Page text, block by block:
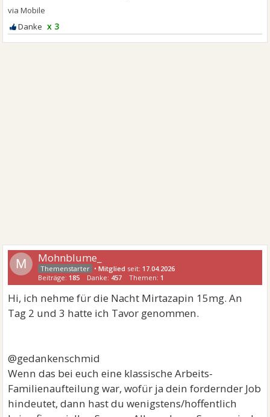
x 3
M Mohnblume_
•Mitglied seit: 17.04.2026
Beiträge: 185 Danke: 457 Themen: 1
Hi, ich nehme für die Nacht Mirtazapin 15mg. An
Tag 2 und 3 hatte ich Tavor genommen.
@gedankenschmid
Wenn das bei euch eine klassische Arbeits-
Familienaufteilung war, wofür ja dein fordernder Job
hindeutet, dann hast du wenigstens/hoffentlich